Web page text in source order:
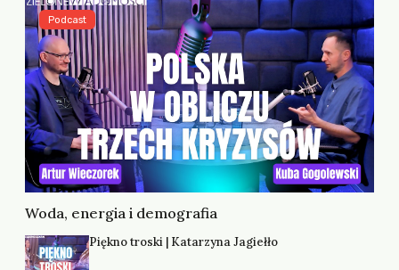
Woda, energia i demografia
Podcast
Piękno troski | Katarzyna Jagiełło